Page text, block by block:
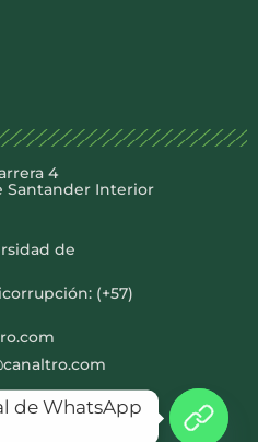
4
Santander Interior
de
(+57)
de WhatsApp